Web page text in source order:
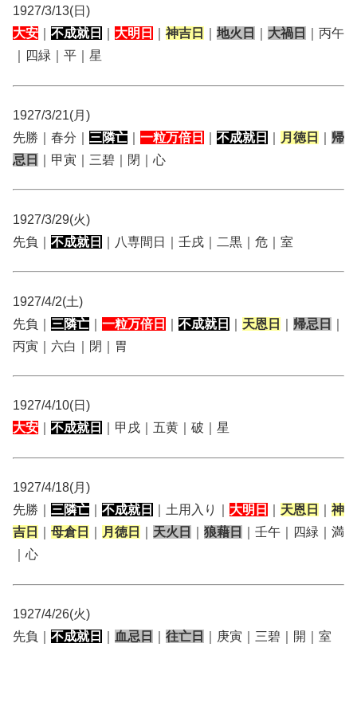
1927/3/13(日)
大安
不成就日 大明日 神吉日 地火日 大禍日
｜丙午
｜四緑｜平｜星
1927/3/21(月)
先勝｜春分｜ 三隣亡 一粒万倍日 不成就日 月徳日
帰
忌日
｜甲寅｜三碧｜閉｜心
1927/3/29(火)
先負｜ 不成就日 ｜八専間日｜壬戌｜二黒｜危｜室
1927/4/2(土)
先負｜ 三隣亡 一粒万倍日 不成就日 天恩日 帰忌日
丙寅｜六白｜閉｜胃
1927/4/10(日)
大安
不成就日 ｜甲戌｜五黄｜破｜星
1927/4/18(月)
先勝｜ 三隣亡 不成就日 ｜土用入り｜ 大明日 天恩日
神
吉日
母倉日 月徳日 天火日 狼藉日
｜壬午｜四緑｜満
｜心
1927/4/26(火)
先負｜ 不成就日 血忌日 往亡日 ｜庚寅｜三碧｜開｜室